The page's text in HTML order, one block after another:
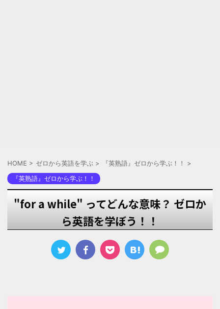
HOME > ゼロから英語を学ぶ > 『英熟語』ゼロから学ぶ！！
>
『英熟語』ゼロから学ぶ！！
"for a while" ってどんな意味？ ゼロか
ら英語を学ぼう！！